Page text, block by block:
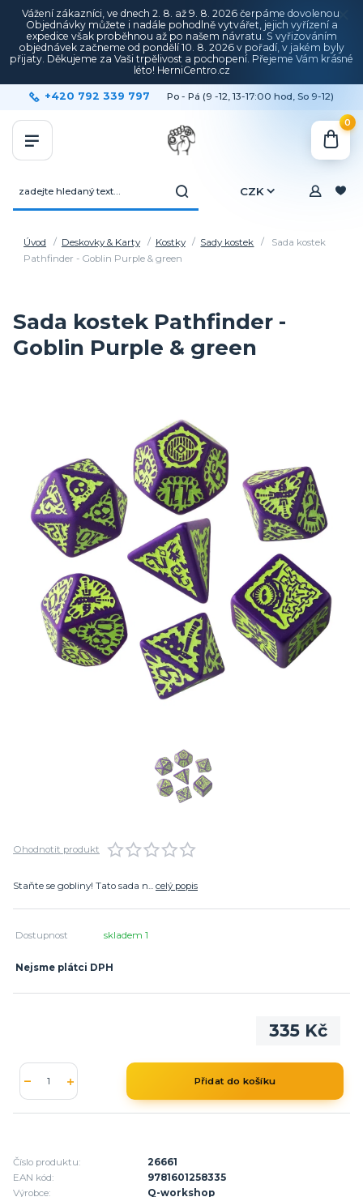
Vážení zákazníci, ve dnech 2. 8. až 9. 8. 2026 čerpáme dovolenou.
Objednávky můžete i nadále pohodlně vytvářet, jejich vyřízení a
expedice však proběhnou až po našem návratu. S vyřizováním
objednávek začneme od pondělí 10. 8. 2026 v pořadí, v jakém byly
přijaty. Děkujeme za Vaši trpělivost a pochopení. Přejeme Vám krásné
léto! HerniCentro.cz
CZK
+420 792 339 797 Po - Pá (9 -12, 13-17:00 hod, So 9-12)
0
Úvod Deskovky & Karty Kostky Sady kostek
Sada kostek
Pathfinder - Goblin Purple & green
Sada kostek Pathfinder -
Goblin Purple & green
Ohodnotit produkt
Staňte se gobliny! Tato sada n... celý popis
Dostupnost skladem 1
Nejsme plátci DPH
335 Kč
Přidat do košíku
Číslo produktu:
26661
EAN kód:
9781601258335
Výrobce:
Q-workshop